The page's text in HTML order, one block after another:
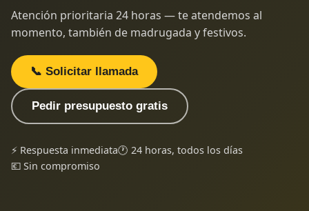
Atención prioritaria 24 horas — te atendemos al
momento, también de madrugada y festivos.
📞 Solicitar llamada
Pedir presupuesto gratis
⚡ Respuesta inmediata🕐 24 horas, todos los días
💶 Sin compromiso